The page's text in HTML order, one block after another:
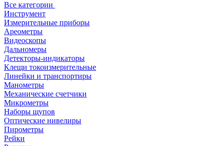
Все категории
Инструмент
Измерительные приборы
Ареометры
Видеоскопы
Дальномеры
Детекторы-индикаторы
Клещи токоизмерительные
Линейки и транспортиры
Манометры
Механические счетчики
Микрометры
Наборы щупов
Оптические нивелиры
Пирометры
Рейки